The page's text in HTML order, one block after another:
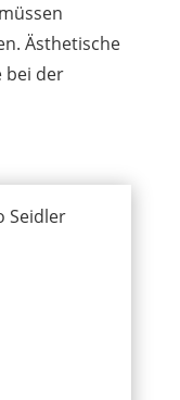
Ästhetische
bei der